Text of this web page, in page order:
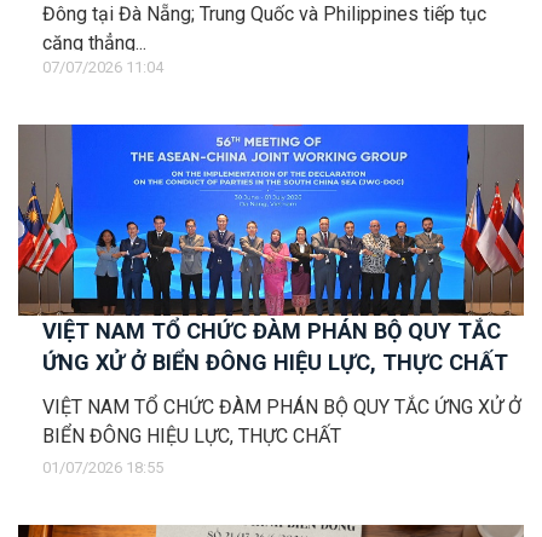
Đông tại Đà Nẵng; Trung Quốc và Philippines tiếp tục
căng thẳng...
07/07/2026 11:04
VIỆT NAM TỔ CHỨC ĐÀM PHÁN BỘ QUY TẮC
ỨNG XỬ Ở BIỂN ĐÔNG HIỆU LỰC, THỰC CHẤT
VIỆT NAM TỔ CHỨC ĐÀM PHÁN BỘ QUY TẮC ỨNG XỬ Ở
BIỂN ĐÔNG HIỆU LỰC, THỰC CHẤT
01/07/2026 18:55